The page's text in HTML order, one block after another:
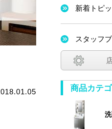
新着トピ
スタッフ
商品カテ